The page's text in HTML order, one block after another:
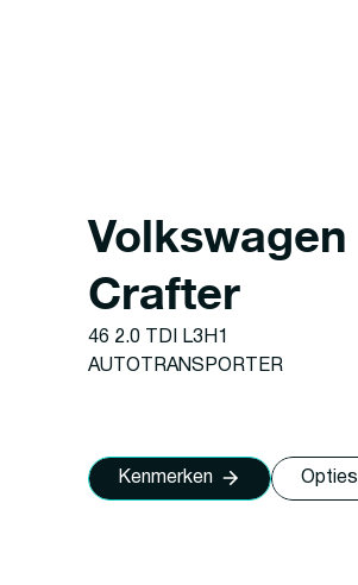
Volkswagen
Crafter
46 2.0 TDI L3H1
AUTOTRANSPORTER
Kenmerken Opties